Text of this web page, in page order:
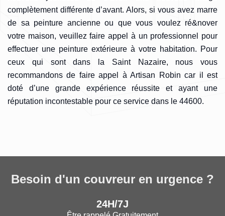
complètement différente d’avant. Alors, si vous avez marre
de sa peinture ancienne ou que vous voulez ré&nover
votre maison, veuillez faire appel à un professionnel pour
effectuer une peinture extérieure à votre habitation. Pour
ceux qui sont dans la Saint Nazaire, nous vous
recommandons de faire appel à Artisan Robin car il est
doté d’une grande expérience réussite et ayant une
réputation incontestable pour ce service dans le 44600.
Besoin d'un couvreur en urgence ?
24H/7J